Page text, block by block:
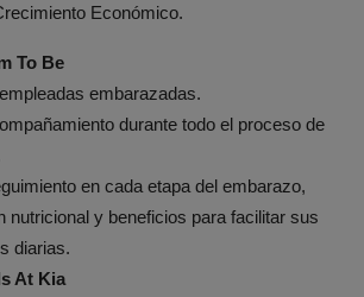
Económico.
To Be
embarazadas.
durante todo el proceso de
en cada etapa del embarazo,
nutricional y beneficios para facilitar sus
diarias.
At Kia